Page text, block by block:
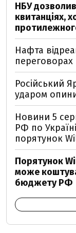
НБУ
квитанціях,
Нафта
Російський
ударом
Новини 5
РФ по
порятунок
Порятунок
може
бюджету РФ